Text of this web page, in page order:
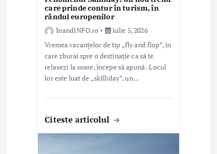
care prinde contur în turism, în
rândul europenilor
brandINFO.ro
iulie 5, 2026
Vremea vacanțelor de tip „fly and flop”, în
care zburai spre o destinație ca să te
relaxezi la soare, începe să apună . Locul
lor este luat de „skilliday”, un…
Citeste articolul